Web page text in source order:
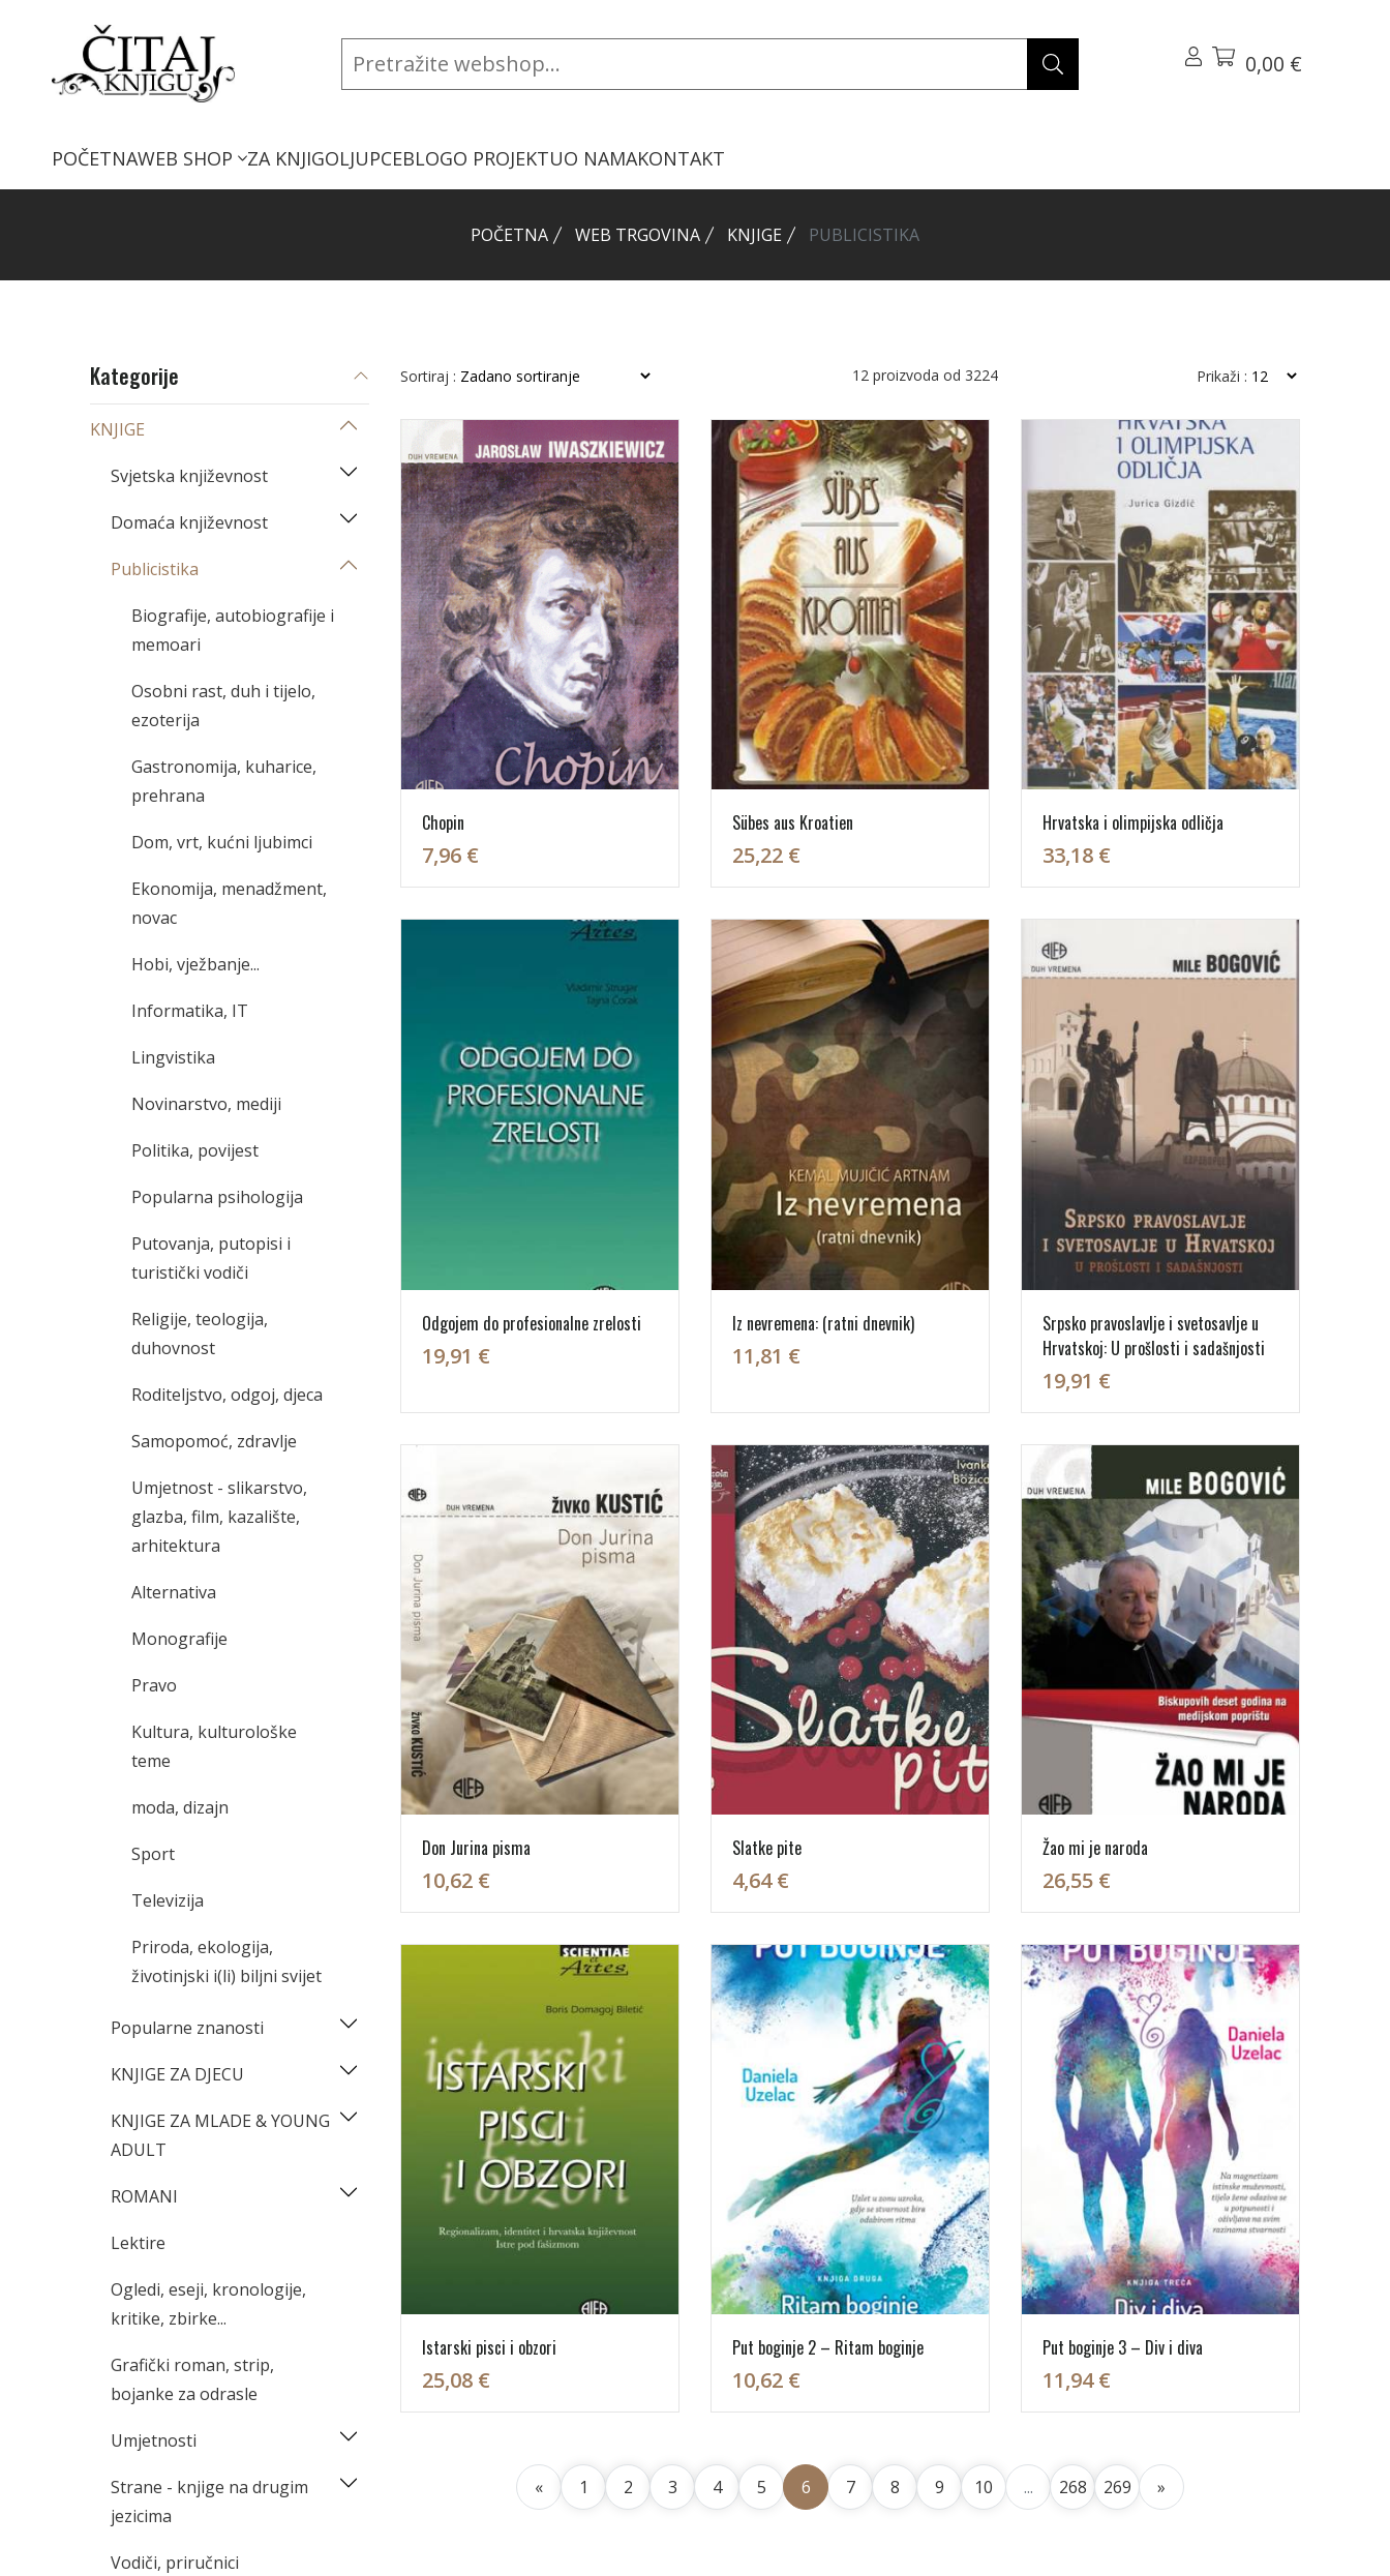
0,00 €
POČETNAWEB SHOP ZA KNJIGOLJUPCEBLOGO PROJEKTUO NAMAKONTAKT
POČETNA WEB TRGOVINA KNJIGE PUBLICISTIKA
Sortiraj : 12 proizvoda od 3224 Prikaži :
Chopin
7,96 €
Sübes aus Kroatien
25,22 €
Hrvatska i olimpijska odličja
33,18 €
Odgojem do profesionalne zrelosti
19,91 €
Iz nevremena: (ratni dnevnik)
11,81 €
Srpsko pravoslavlje i svetosavlje u
Hrvatskoj: U prošlosti i sadašnjosti
19,91 €
Don Jurina pisma
10,62 €
Slatke pite
4,64 €
Žao mi je naroda
26,55 €
Istarski pisci i obzori
25,08 €
Put boginje 2 – Ritam boginje
10,62 €
Put boginje 3 – Div i diva
11,94 €
« 1 2 3 4 5 6 7 8 9 10 ... 268 269 »
Kategorije
KNJIGE
Svjetska književnost
Domaća književnost
Publicistika
Biografije, autobiografije i
memoari
Osobni rast, duh i tijelo,
ezoterija
Gastronomija, kuharice,
prehrana
Dom, vrt, kućni ljubimci
Ekonomija, menadžment,
novac
Hobi, vježbanje...
Informatika, IT
Lingvistika
Novinarstvo, mediji
Politika, povijest
Popularna psihologija
Putovanja, putopisi i
turistički vodiči
Religije, teologija,
duhovnost
Roditeljstvo, odgoj, djeca
Samopomoć, zdravlje
Umjetnost - slikarstvo,
glazba, film, kazalište,
arhitektura
Alternativa
Monografije
Pravo
Kultura, kulturološke
teme
moda, dizajn
Sport
Televizija
Priroda, ekologija,
životinjski i(li) biljni svijet
Popularne znanosti
KNJIGE ZA DJECU
KNJIGE ZA MLADE & YOUNG
ADULT
ROMANI
Lektire
Ogledi, eseji, kronologije,
kritike, zbirke...
Grafički roman, strip,
bojanke za odrasle
Umjetnosti
Strane - knjige na drugim
jezicima
Vodiči, priručnici